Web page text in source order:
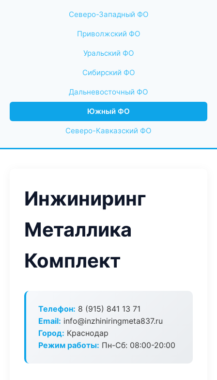
Северо-Западный ФО
Приволжский ФО
Уральский ФО
Сибирский ФО
Дальневосточный ФО
Южный ФО
Северо-Кавказский ФО
Инжиниринг
Металлика
Комплект
Телефон: 8 (915) 841 13 71
Email: info@inzhiniringmeta837.ru
Город: Краснодар
Режим работы: Пн-Сб: 08:00-20:00